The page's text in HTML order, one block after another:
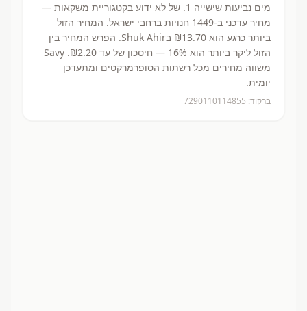
מים נביעות שישייה 1. של לא ידוע בקטגוריית משקאות —
מחיר עדכני ב-1449 חנויות ברחבי ישראל. המחיר הזול
ביותר כרגע הוא ₪13.70
בShuk Ahir.
הפרש המחיר בין
הזול ליקר ביותר הוא 16% — חיסכון של עד ₪2.20.
Savy
משווה מחירים מכל רשתות הסופרמרקטים ומתעדכן
יומית.
ברקוד: 7290110114855